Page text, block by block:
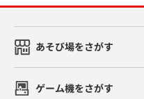
あそび場をさがす
ゲーム機をさがす